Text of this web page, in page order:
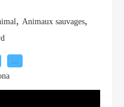
, Animaux sauvages,